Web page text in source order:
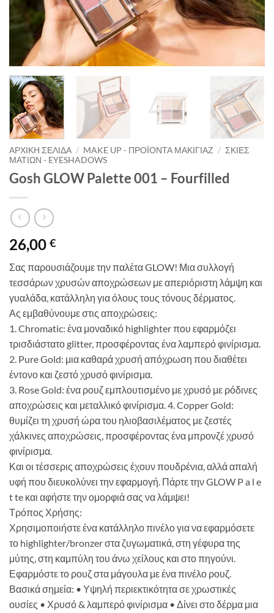
ΑΡΧΙΚΉ ΣΕΛΊΔΑ / MAKE UP - ΠΡΟΪΌΝΤΑ ΜΑΚΙΓΙΆΖ / ΣΚΙΈΣ
ΜΑΤΙΏΝ - EYESHADOWS
Gosh GLOW Palette 001 – Fourfilled
26,00 €
Σας παρουσιάζουμε την παλέτα GLOW! Μια συλλογή
τεσσάρων χρυσών αποχρώσεων με απεριόριστη λάμψη και
γυαλάδα, κατάλληλη για όλους τους τόνους δέρματος.
Ας εμβαθύνουμε στις αποχρώσεις:
1. Chromatic: ένα μοναδικό highlighter που εφαρμόζει
τρισδιάστατο glitter, προσφέροντας ένα λαμπερό φινίρισμα.
2. Pure Gold: μια καθαρά χρυσή απόχρωση που διαθέτει
έντονο και ζεστό χρυσό φινίρισμα.
3. Rose Gold: ένα ρουζ εμπλουτισμένο με χρυσό με ρόδινες
αποχρώσεις και μεταλλικό φινίρισμα. 4. Copper Gold:
θυμίζει τη χρυσή ώρα του ηλιοβασιλέματος με ζεστές
χάλκινες αποχρώσεις, προσφέροντας ένα μπρονζέ χρυσό
φινίρισμα.
Και οι τέσσερις αποχρώσεις έχουν πουδρένια, αλλά απαλή
υφή που διευκολύνει την εφαρμογή. Πάρτε την GLOW P a l e
t te και αφήστε την ομορφιά σας να λάμψει!
Τρόπος Χρήσης:
Χρησιμοποιήστε ένα κατάλληλο πινέλο για να εφαρμόσετε
το highlighter/bronzer στα ζυγωματικά, στη γέφυρα της
μύτης, στη καμπύλη του άνω χείλους και στο πηγούνι.
Εφαρμόστε το ρουζ στα μάγουλα με ένα πινέλο ρουζ.
Βασικά σημεία: • Υψηλή περιεκτικότητα σε χρωστικές
ουσίες • Χρυσό & λαμπερό φινίρισμα • Δίνει στο δέρμα μια